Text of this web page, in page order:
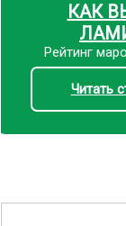
КАК
Рейтинг
Читать